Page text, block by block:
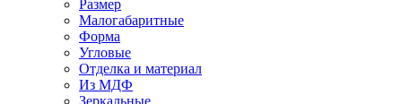
Размер
Малогабаритные
Форма
Угловые
Отделка и материал
Из МДФ
Зеркальные